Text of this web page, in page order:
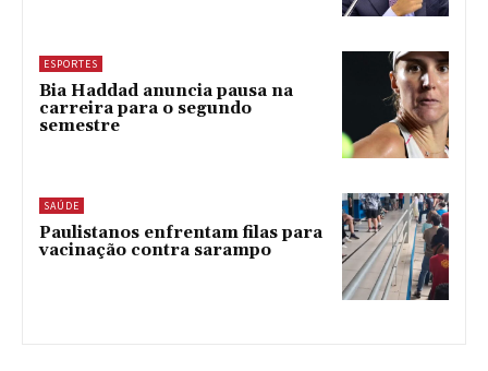
ESPORTES
Bia Haddad anuncia pausa na
carreira para o segundo
semestre
SAÚDE
Paulistanos enfrentam filas para
vacinação contra sarampo